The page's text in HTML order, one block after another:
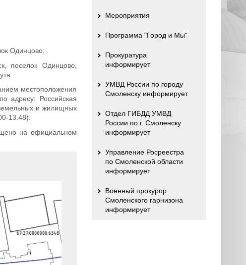
Одинцово;
поселок Одинцово,
местоположения
адресу: Российская
и жилищных
13.48).
на официальном
Мероприятия
Программа "Город и Мы"
Прокуратура
информирует
УМВД России по городу
Смоленску информирует
Отдел ГИБДД УМВД
России по г. Смоленску
информирует
Управление Росреестра
по Смоленской области
информирует
Военный прокурор
Смоленского гарнизона
информирует